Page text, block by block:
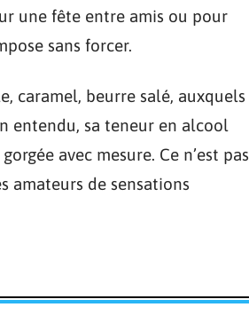
une fête entre amis ou pour
sans forcer.
caramel, beurre salé, auxquels
entendu, sa teneur en alcool
avec mesure. Ce n’est pas
amateurs de sensations